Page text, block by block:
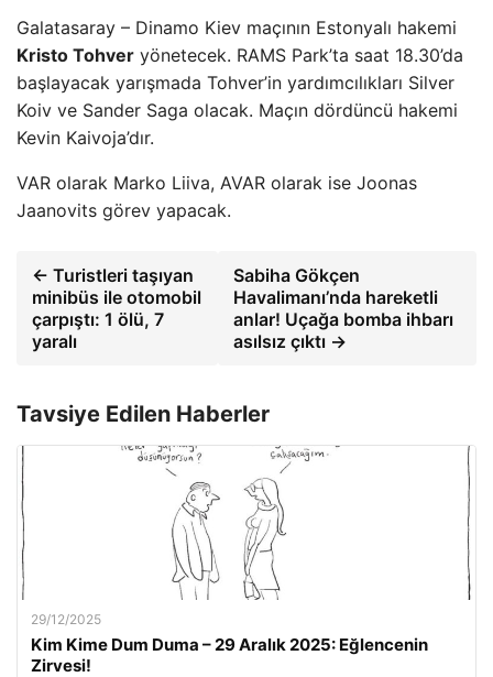
Galatasaray – Dinamo Kiev maçının Estonyalı hakemi
Kristo Tohver yönetecek. RAMS Park’ta saat 18.30’da
başlayacak yarışmada Tohver’in yardımcılıkları Silver
Koiv ve Sander Saga olacak. Maçın dördüncü hakemi
Kevin Kaivoja’dır.
VAR olarak Marko Liiva, AVAR olarak ise Joonas
Jaanovits görev yapacak.
← Turistleri taşıyan
minibüs ile otomobil
çarpıştı: 1 ölü, 7
yaralı
Sabiha Gökçen
Havalimanı’nda hareketli
anlar! Uçağa bomba ihbarı
asılsız çıktı →
Tavsiye Edilen Haberler
29/12/2025
Kim Kime Dum Duma – 29 Aralık 2025: Eğlencenin
Zirvesi!